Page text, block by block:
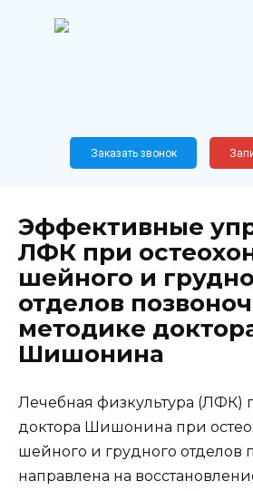
Заказать звонок
Эффективные
ЛФК при
шейного и
отделов
методике
Шишонина
Лечебная физкультура (ЛФК)
доктора Шишонина при
шейного и грудного отделов
направлена на